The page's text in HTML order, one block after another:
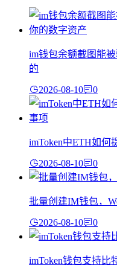
im钱包余额截图能
的
2026-08-10 0
imToken中ETH如何
2026-08-10 0
批量创建IM钱包，
2026-08-10 0
imToken钱包支持比